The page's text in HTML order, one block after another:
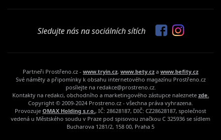
Sledujte nás na sociálních sítích
Partneři Prostřeno.cz - www.tryin.cz, www.bety.cz a www.befity.cz
Své náměty a připomínky k obsahu internetového magazínu Prostřeno.cz
posílejte na redakce@prostreno.cz.
Kontakty na redakci, obchodního a marketingového zástupce naleznete zde.
Copyright © 2009-2024 Prostreno.cz - všechna práva vyhrazena.
Provozuje OMAX Holding s.r.o., IČ: 28628187, DIČ: CZ28628187, společnost
vedená u Městského soudu v Praze pod spisovou značkou C 325936 se sídlem
Bucharova 1281/2, 158 00, Praha 5